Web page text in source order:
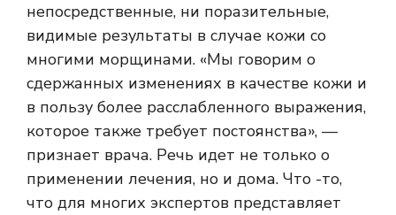
непосредственные, ни поразительные,
видимые результаты в случае кожи со
многими морщинами. «Мы говорим о
сдержанных изменениях в качестве кожи и
в пользу более расслабленного выражения,
которое также требует постоянства», —
признает врача. Речь идет не только о
применении лечения, но и дома. Что -то,
что для многих экспертов представляет